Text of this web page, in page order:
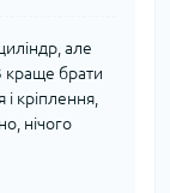
але
брати
кріплення,
нічого